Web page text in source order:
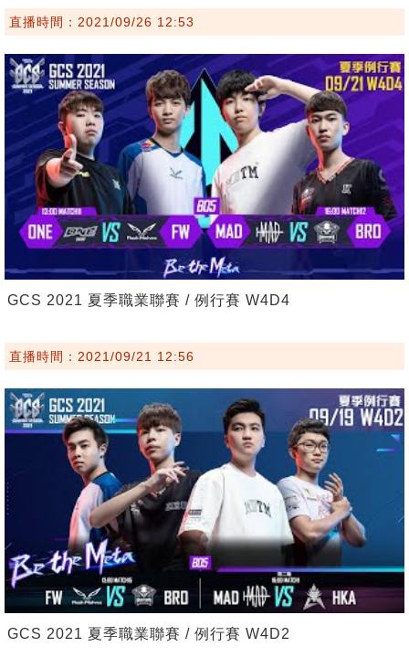
直播時間：2021/09/26 12:53
GCS 2021 夏季職業聯賽 / 例行賽 W4D4
直播時間：2021/09/21 12:56
GCS 2021 夏季職業聯賽 / 例行賽 W4D2